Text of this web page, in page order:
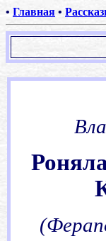
• Главная •